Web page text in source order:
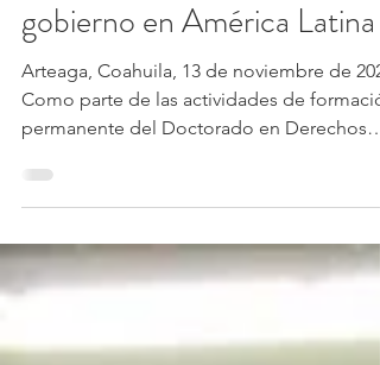
Celebra Doctorado AIDH
Seminario sobre formas de
gobierno en América Latina
Como parte de las actividades de
permanente del Doctorado en Derechos
Humanos con Perspectiva Internacional y
Comparada de la Academia IDH, este
la profesora Rosa Iannaccone impartió un
tercera generación de este programa de